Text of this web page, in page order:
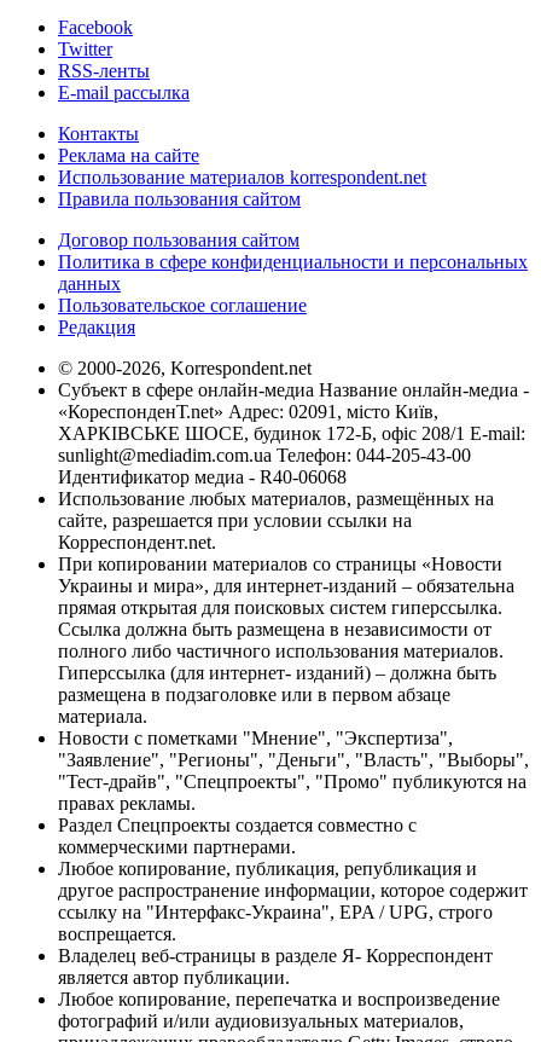
Facebook
Twitter
RSS-ленты
E-mail рассылка
Контакты
Реклама на сайте
Использование материалов korrespondent.net
Правила пользования сайтом
Договор пользования сайтом
Политика в сфере конфиденциальности и персональных
данных
Пользовательское соглашение
Редакция
© 2000-2026, Korrespondent.net
Субъект в сфере онлайн-медиа Название онлайн-медиа -
«КореспонденТ.net» Адрес: 02091, місто Київ,
ХАРКІВСЬКЕ ШОСЕ, будинок 172-Б, офіс 208/1 E-mail:
sunlight@mediadim.com.ua Телефон: 044-205-43-00
Идентификатор медиа - R40-06068
Использование любых материалов, размещённых на
сайте, разрешается при условии ссылки на
Корреспондент.net.
При копировании материалов со страницы «Новости
Украины и мира», для интернет-изданий – обязательна
прямая открытая для поисковых систем гиперссылка.
Ссылка должна быть размещена в независимости от
полного либо частичного использования материалов.
Гиперссылка (для интернет- изданий) – должна быть
размещена в подзаголовке или в первом абзаце
материала.
Новости с пометками "Мнение", "Экспертиза",
"Заявление", "Регионы", "Деньги", "Власть", "Выборы",
"Тест-драйв", "Спецпроекты", "Промо" публикуются на
правах рекламы.
Раздел Спецпроекты создается совместно с
коммерческими партнерами.
Любое копирование, публикация, републикация и
другое распространение информации, которое содержит
ссылку на "Интерфакс-Украина", EPA / UPG, строго
воспрещается.
Владелец веб-страницы в разделе Я- Корреспондент
является автор публикации.
Любое копирование, перепечатка и воспроизведение
фотографий и/или аудиовизуальных материалов,